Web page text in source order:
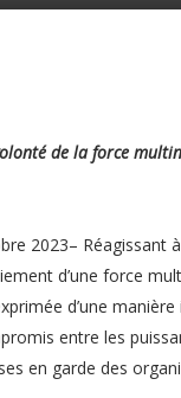
de la force
2023–
d’une force
d’une
entre les
en garde des